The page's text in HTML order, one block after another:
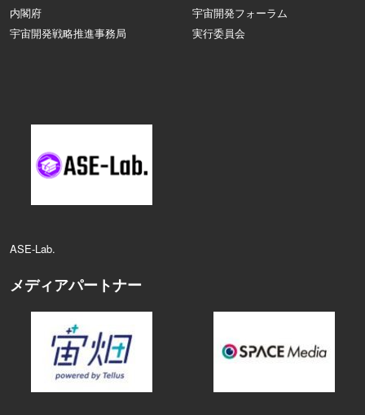
内閣府
宇宙開発戦略推進事務局
宇宙開発フォーラム
実行委員会
ASE‑Lab.
メディアパートナー